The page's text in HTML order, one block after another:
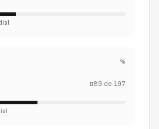
%
#89 de 197